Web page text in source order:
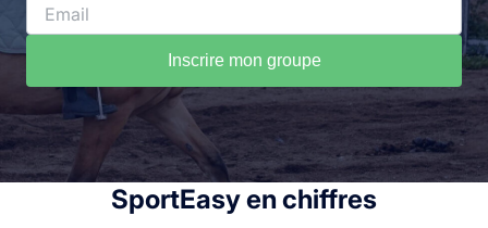
Inscrire mon groupe
SportEasy en chiffres